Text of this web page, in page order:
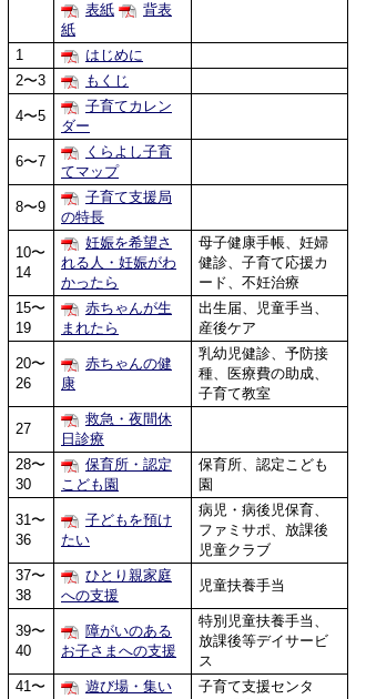
表紙
背表
紙
1
はじめに
2〜3
もくじ
4〜5
子育てカレン
ダー
6〜7
くらよし子育
てマップ
8〜9
子育て支援局
の特長
10〜
14
妊娠を希望さ
れる人・妊娠がわ
かったら
母子健康手帳、妊婦
健診、子育て応援カ
ード、不妊治療
15〜
19
赤ちゃんが生
まれたら
出生届、児童手当、
産後ケア
20〜
26
赤ちゃんの健
康
乳幼児健診、予防接
種、医療費の助成、
子育て教室
27
救急・夜間休
日診療
28〜
30
保育所・認定
こども園
保育所、認定こども
園
31〜
36
子どもを預け
たい
病児・病後児保育、
ファミサポ、放課後
児童クラブ
37〜
38
ひとり親家庭
への支援
児童扶養手当
39〜
40
障がいのある
お子さまへの支援
特別児童扶養手当、
放課後等デイサービ
ス
41〜
遊び場・集い
子育て支援センタ